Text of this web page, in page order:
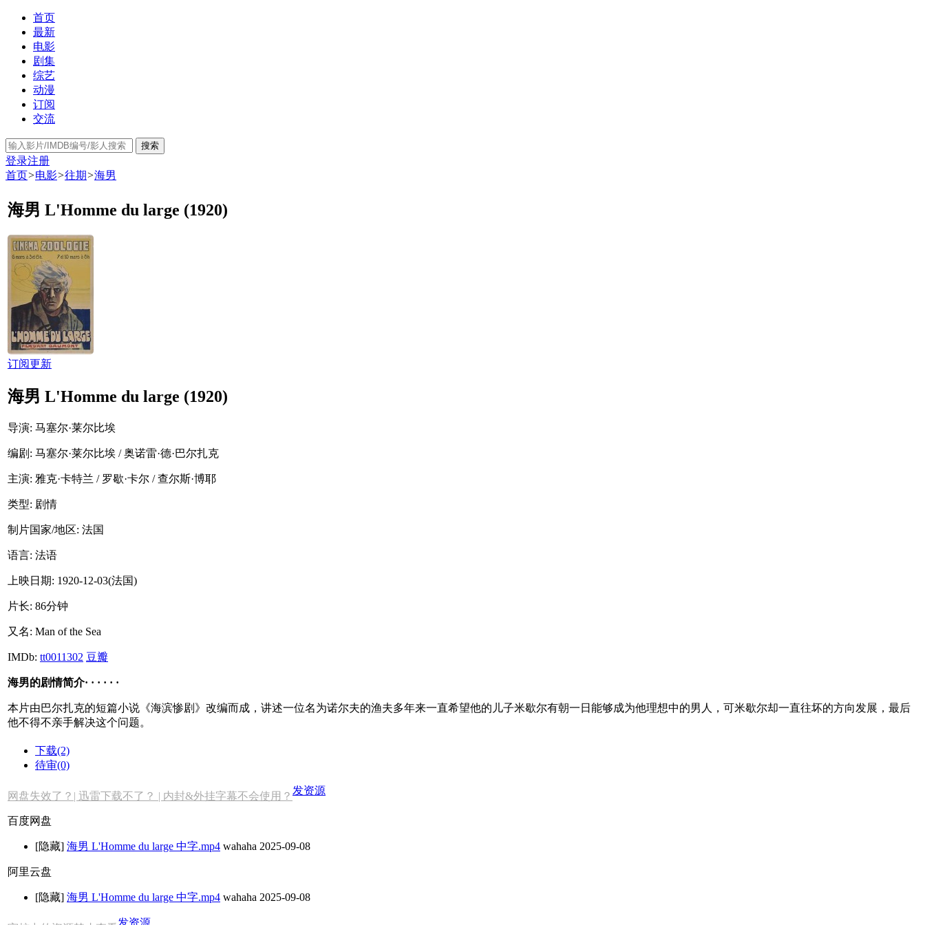
首页
最新
电影
剧集
综艺
动漫
订阅
交流
搜索
登录注册
首页>电影>往期>海男
海男 L'Homme du large (1920)
订阅更新
海男 L'Homme du large (1920)
导演: 马塞尔·莱尔比埃
编剧 : 马塞尔·莱尔比埃 / 奥诺雷·德·巴尔扎克
主演: 雅克·卡特兰 / 罗歇·卡尔 / 查尔斯·博耶
类型: 剧情
制片国家/地区: 法国
语言: 法语
上映日期: 1920-12-03(法国)
片长: 86分钟
又名: Man of the Sea
IMDb: tt0011302 豆瓣
海男的剧情简介· · · · · ·
本片由巴尔扎克的短篇小说《海滨惨剧》改编而成，讲述一位名为诺尔夫的渔夫多年来一直希望他的儿子米歇尔有朝一日能够成为他理想中的男人，可米歇尔却一直往坏的方向发展，最后
他不得不亲手解决这个问题。
下载(2)
待审(0)
网盘失效了？| 迅雷下载不了？ | 内封&外挂字幕不会使用？ 发资源
百度网盘
[隐藏] 海男 L'Homme du large 中字.mp4 wahaha 2025-09-08
阿里云盘
[隐藏] 海男 L'Homme du large 中字.mp4 wahaha 2025-09-08
发资源